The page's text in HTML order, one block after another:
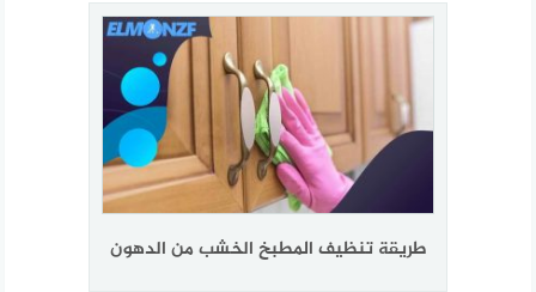
طريقة تنظيف المطبخ الخشب من الدهون